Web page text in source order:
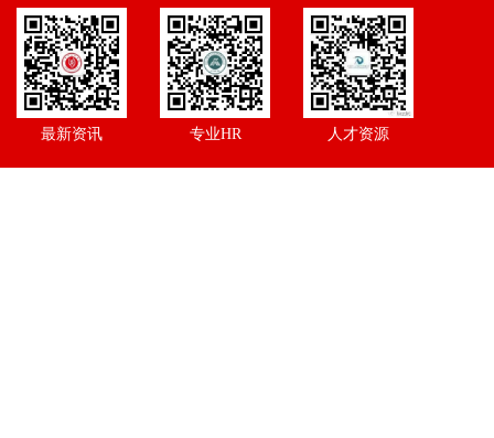
最新资讯 专业HR 人才资源